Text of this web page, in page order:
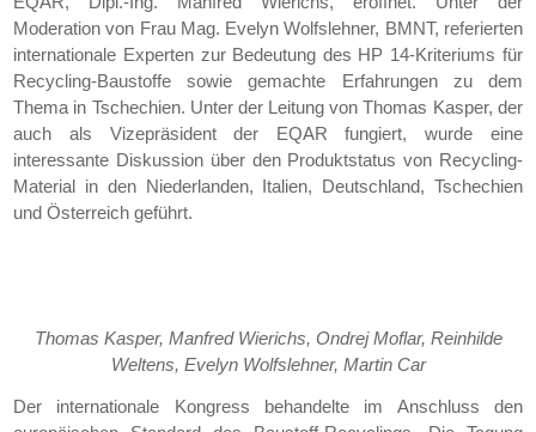
Moderation von Frau Mag. Evelyn Wolfslehner, BMNT, referierten
internationale Experten zur Bedeutung des HP 14-Kriteriums für
Recycling-Baustoffe sowie gemachte Erfahrungen zu dem
Thema in Tschechien. Unter der Leitung von Thomas Kasper, der
auch als Vizepräsident der EQAR fungiert, wurde eine
interessante Diskussion über den Produktstatus von Recycling-
Material in den Niederlanden, Italien, Deutschland, Tschechien
und Österreich geführt.
Thomas Kasper, Manfred Wierichs, Ondrej Moflar, Reinhilde
Weltens, Evelyn Wolfslehner, Martin Car
Der internationale Kongress behandelte im Anschluss den